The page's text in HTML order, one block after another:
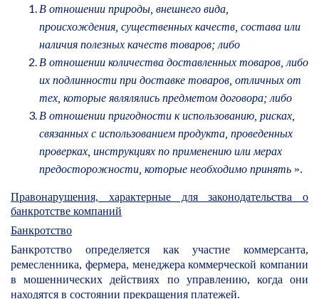
В отношении природы, внешнего вида,
происхождения, существенных качеств, состава или
наличия полезных качеств товаров; либо
В отношении количества доставленных товаров, либо
их подлинности при доставке товаров, отличных от
тех, которые являлялись предметом договора; либо
В отношении пригодности к использованию, рисках,
связанных с использованием продукта, проведенных
проверках, инструкциях по применению или мерах
предосторожности, которые необходимо принять ».
Правонарушения, характерные для законодательства о
банкротстве компаний
Банкротство
Банкротство определяется как участие коммерсанта,
ремесленника, фермера, менеджера коммерческой компании
в мошеннических действиях по управлению, когда они
находятся в состоянии прекращения платежей.